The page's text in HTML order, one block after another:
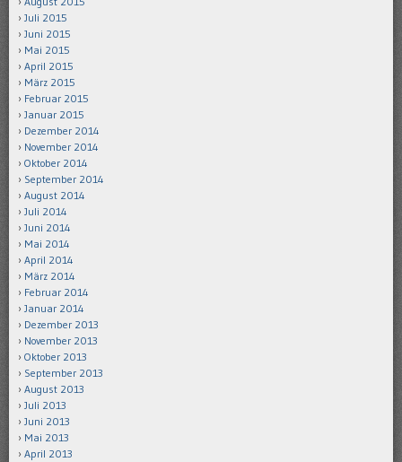
Juli 2015
Juni 2015
Mai 2015
April 2015
März 2015
Februar 2015
Januar 2015
Dezember 2014
November 2014
Oktober 2014
September 2014
August 2014
Juli 2014
Juni 2014
Mai 2014
April 2014
März 2014
Februar 2014
Januar 2014
Dezember 2013
November 2013
Oktober 2013
September 2013
August 2013
Juli 2013
Juni 2013
Mai 2013
April 2013